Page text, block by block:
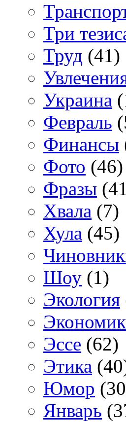
Три
Труд (41)
Украина
Февраль
Финансы
Фото (46)
Фразы
Хвала (7)
Хула (45)
Шоу (1)
Экология
Эссе (62)
Этика
Юмор
Январь